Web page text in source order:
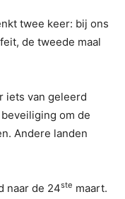
twee keer: bij ons
de tweede maal
iets van geleerd
om de
Andere landen
naar de 24ste maart.